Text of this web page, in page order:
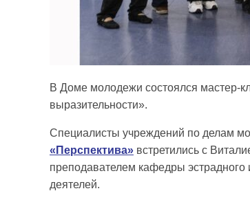
В Доме молодежи состоялся мастер-
выразительности».
Специалисты учреждений по делам
«Перспектива» встретились с
преподавателем кафедры эстрадного
деятелей.